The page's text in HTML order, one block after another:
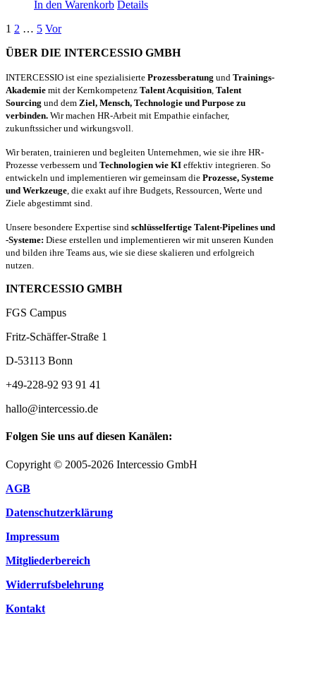
In den Warenkorb Details
1 2 … 5 Vor
ÜBER DIE INTERCESSIO GMBH
INTERCESSIO ist eine spezialisierte Prozessberatung und Trainings-
Akademie mit der Kernkompetenz Talent Acquisition, Talent
Sourcing und dem Ziel, Mensch, Technologie und Purpose zu
verbinden. Wir machen HR-Arbeit mit Empathie einfacher,
zukunftssicher und wirkungsvoll.
Wir beraten, trainieren und begleiten Unternehmen, wie sie ihre HR-
Prozesse verbessern und Technologien wie KI effektiv integrieren. So
entwickeln und implementieren wir gemeinsam die Prozesse, Systeme
und Werkzeuge, die exakt auf ihre Budgets, Ressourcen, Werte und
Ziele abgestimmt sind.
Unsere besondere Expertise sind schlüsselfertige Talent-Pipelines und
-Systeme: Diese erstellen und implementieren wir mit unseren Kunden
und bilden ihre Teams aus, wie sie diese skalieren und erfolgreich
nutzen.
INTERCESSIO GMBH
FGS Campus
Fritz-Schäffer-Straße 1
D-53113 Bonn
+49-228-92 93 91 41
hallo@intercessio.de
Folgen Sie uns auf diesen Kanälen:
Copyright © 2005-2026 Intercessio GmbH
AGB
Datenschutzerklärung
Impressum
Mitgliederbereich
Widerrufsbelehrung
Kontakt